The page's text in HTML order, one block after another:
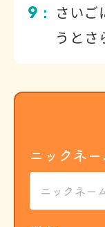
9 ：
さいご
うとさ
ニックネー